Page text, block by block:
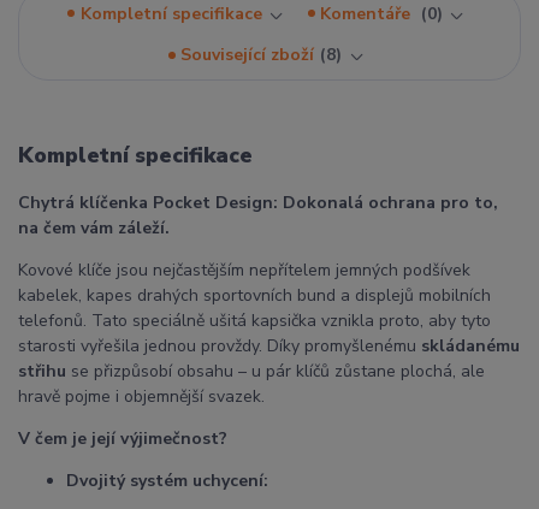
Kompletní specifikace Komentáře
0
Související zboží 8
Kompletní specifikace
Chytrá klíčenka Pocket Design: Dokonalá ochrana pro to,
na čem vám záleží.
Kovové klíče jsou nejčastějším nepřítelem jemných podšívek
kabelek, kapes drahých sportovních bund a displejů mobilních
telefonů. Tato speciálně ušitá kapsička vznikla proto, aby tyto
starosti vyřešila jednou provždy. Díky promyšlenému skládanému
střihu se přizpůsobí obsahu – u pár klíčů zůstane plochá, ale
hravě pojme i objemnější svazek.
V čem je její výjimečnost?
Dvojitý systém uchycení: